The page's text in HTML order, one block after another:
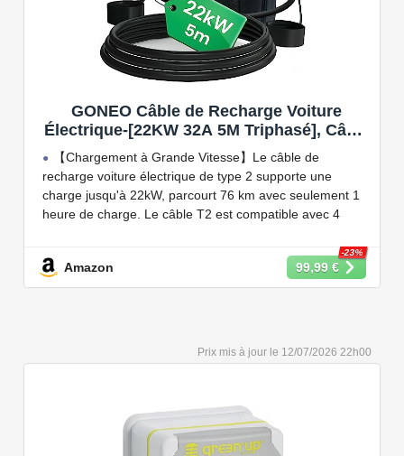
GONEO Câble de Recharge Voiture
Électrique-[22KW 32A 5M Triphasé], Câble
Type 2 à Type 2 EV/PHEV, Câble T2 avec
Sac de Transport, Compatible avec Model
3/S/X/Y, e-208, ID.5, E-Tron, IONIQ 5, Zoe,
etc
【Chargement à Grande Vitesse】Le câble de
recharge voiture électrique de type 2 supporte une
charge jusqu'à 22kW, parcourt 76 km avec seulement 1
heure de charge. Le câble T2 est compatible avec 4
【Conception Sécurisée】Nos câbles type 2 vous
de recharge de type 1, CCS1, CHAdeMO et GB/T.
voiture électrique de type 2 est conforme à la norme
européenne IEC 62196 et convient à tous les EV et
PHEV avec type 2 et CCS2. Convient aux modèles
Amazon 99,99 €
-23%
12/07/2026 22h00